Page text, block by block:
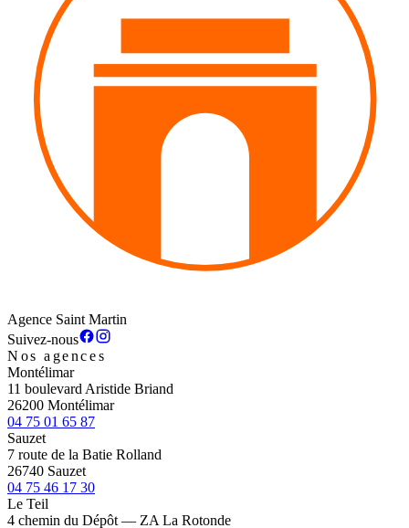
Agence Saint Martin
Suivez-nous
Nos agences
Montélimar
11 boulevard Aristide Briand
26200 Montélimar
04 75 01 65 87
Sauzet
7 route de la Batie Rolland
26740 Sauzet
04 75 46 17 30
Le Teil
4 chemin du Dépôt — ZA La Rotonde